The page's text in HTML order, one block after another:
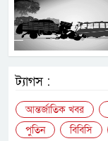
ট্যাগস :
আন্তর্জাতিক খবর
পুতিন
বিবিসি